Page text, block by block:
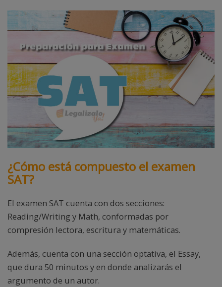
¿Cómo está compuesto el examen
SAT?
El examen SAT cuenta con dos secciones:
Reading/Writing y Math, conformadas por
compresión lectora, escritura y matemáticas.
Además, cuenta con una sección optativa, el Essay,
que dura 50 minutos y en donde analizarás el
argumento de un autor.